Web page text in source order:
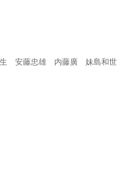
安藤忠雄 内藤廣 妹島和世